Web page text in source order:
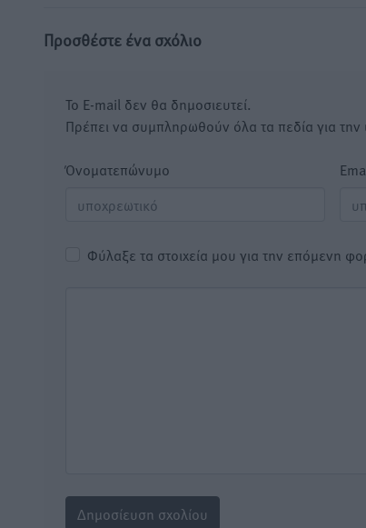
Προσθέστε ένα σχόλιο
Το E-mail δεν θα δημοσιευτεί.
Πρέπει να συμπληρωθούν όλα τα πεδία για
Όνοματεπώνυμο
Φύλαξε τα στοιχεία μου για την επόμενη